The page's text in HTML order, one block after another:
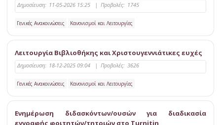
Δημοσίευση: 11-05-2026 15:25 | Προβολές: 1745
Γενικές Ανακοινώσεις Κανονισμοί και Λειτουργίες
Λειτουργία Βιβλιοθήκης και Χριστουγεννιάτικες ευχές
Δημοσίευση: 18-12-2025 09:04 | Προβολές: 3626
Γενικές Ανακοινώσεις Κανονισμοί και Λειτουργίες
Ενημέρωση διδασκόντων/ουσών για διαδικασία
εγγραφής φοιτητών/τητριών στο Turnitin